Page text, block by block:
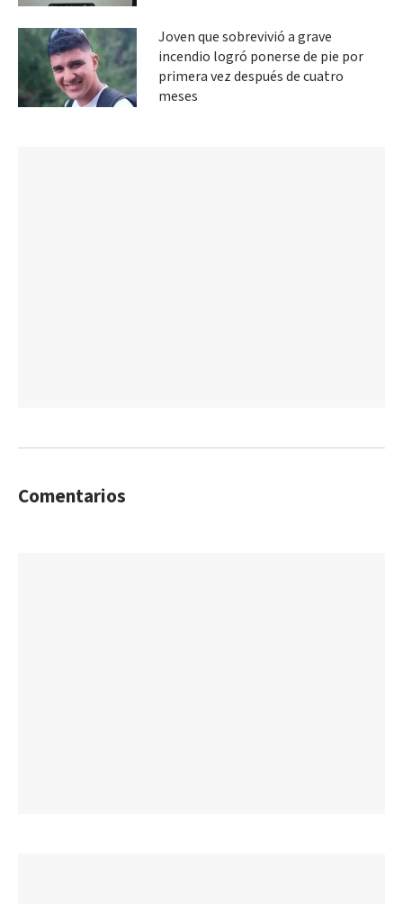
Joven que sobrevivió a grave
incendio logró ponerse de pie por
primera vez después de cuatro
meses
Comentarios